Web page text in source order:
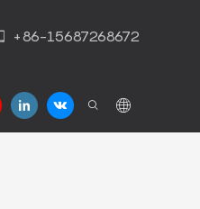
+86-15687268672